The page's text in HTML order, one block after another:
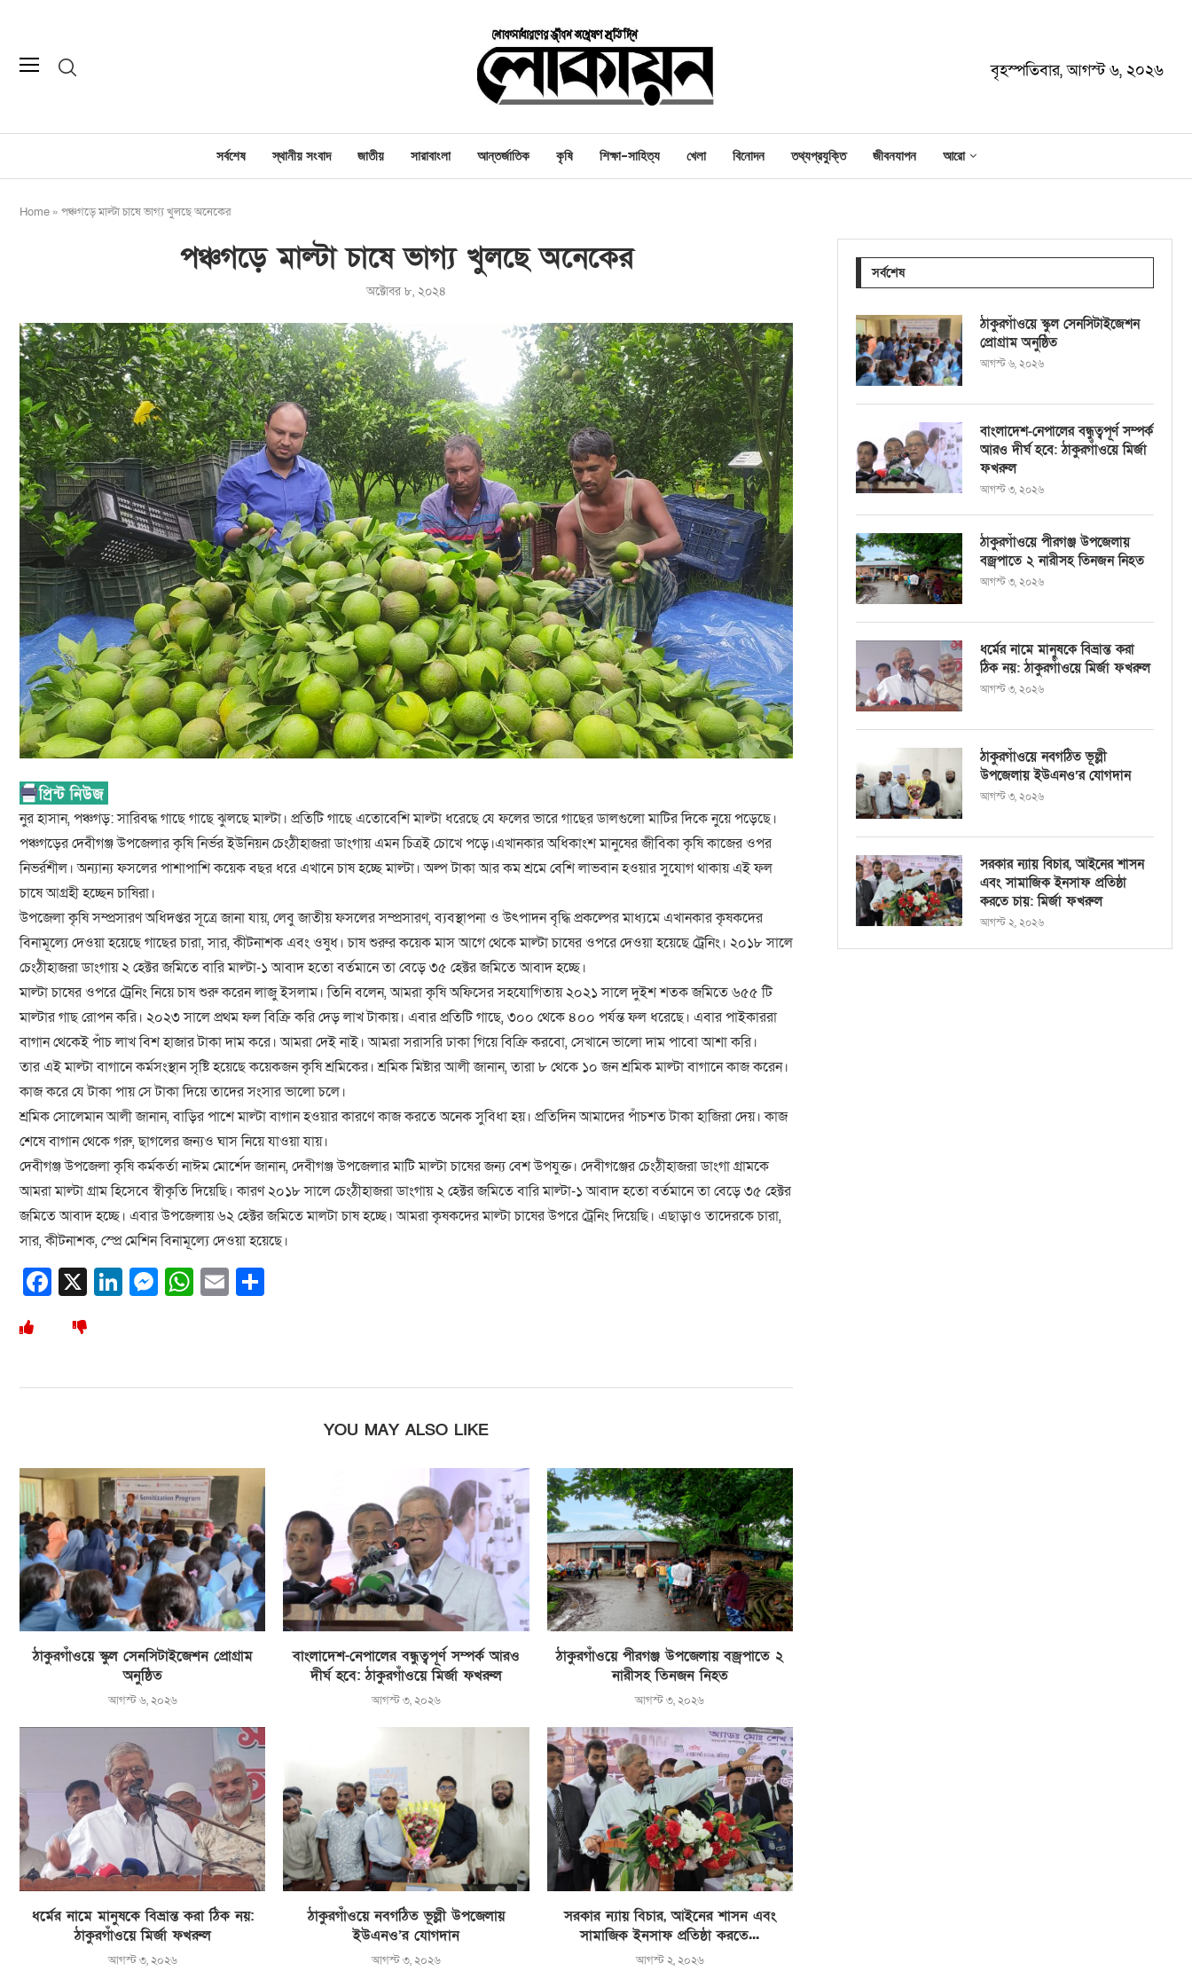
বৃহস্পতিবার, আগস্ট ৬, ২০২৬
সর্বশেষ স্থানীয় সংবাদ জাতীয় সারাবাংলা আন্তর্জাতিক কৃষি শিক্ষা-সাহিত্য খেলা বিনোদন তথ্যপ্রযুক্তি জীবনযাপন আরো
Home » পঞ্চগড়ে মাল্টা চাষে ভাগ্য খুলছে অনেকের
পঞ্চগড়ে মাল্টা চাষে ভাগ্য খুলছে অনেকের
অক্টোবর ৮, ২০২৪
নুর হাসান, পঞ্চগড়: সারিবদ্ধ গাছে গাছে ঝুলছে মাল্টা। প্রতিটি গাছে এতোবেশি মাল্টা ধরেছে যে ফলের ভারে গাছের ডালগুলো মাটির দিকে নুয়ে পড়েছে।
পঞ্চগড়ের দেবীগঞ্জ উপজেলার কৃষি নির্ভর ইউনিয়ন চেংঠীহাজরা ডাংগায় এমন চিত্রই চোখে পড়ে।এখানকার অধিকাংশ মানুষের জীবিকা কৃষি কাজের ওপর
নিভর্রশীল। অন্যান্য ফসলের পাশাপাশি কয়েক বছর ধরে এখানে চাষ হচ্ছে মাল্টা। অল্প টাকা আর কম শ্রমে বেশি লাভবান হওয়ার সুযোগ থাকায় এই ফল
চাষে আগ্রহী হচ্ছেন চাষিরা।
উপজেলা কৃষি সম্প্রসারণ অধিদপ্তর সূত্রে জানা যায়, লেবু জাতীয় ফসলের সম্প্রসারণ, ব্যবস্থাপনা ও উৎপাদন বৃদ্ধি প্রকল্পের মাধ্যমে এখানকার কৃষকদের
বিনামূল্যে দেওয়া হয়েছে গাছের চারা, সার, কীটনাশক এবং ওষুধ। চাষ শুরুর কয়েক মাস আগে থেকে মাল্টা চাষের ওপরে দেওয়া হয়েছে ট্রেনিং। ২০১৮ সালে
চেংঠীহাজরা ডাংগায় ২ হেক্টর জমিতে বারি মাল্টা-১ আবাদ হতো বর্তমানে তা বেড়ে ৩৫ হেক্টর জমিতে আবাদ হচ্ছে।
মাল্টা চাষের ওপরে ট্রেনিং নিয়ে চাষ শুরু করেন লাজু ইসলাম। তিনি বলেন, আমরা কৃষি অফিসের সহযোগিতায় ২০২১ সালে দুইশ শতক জমিতে ৬৫৫ টি
মাল্টার গাছ রোপন করি। ২০২৩ সালে প্রথম ফল বিক্রি করি দেড় লাখ টাকায়। এবার প্রতিটি গাছে, ৩০০ থেকে ৪০০ পর্যন্ত ফল ধরেছে। এবার পাইকাররা
বাগান থেকেই পাঁচ লাখ বিশ হাজার টাকা দাম করে। আমরা দেই নাই। আমরা সরাসরি ঢাকা গিয়ে বিক্রি করবো, সেখানে ভালো দাম পাবো আশা করি।
তার এই মাল্টা বাগানে কর্মসংস্থান সৃষ্টি হয়েছে কয়েকজন কৃষি শ্রমিকের। শ্রমিক মিষ্টার আলী জানান, তারা ৮ থেকে ১০ জন শ্রমিক মাল্টা বাগানে কাজ করেন।
কাজ করে যে টাকা পায় সে টাকা দিয়ে তাদের সংসার ভালো চলে।
শ্রমিক সোলেমান আলী জানান, বাড়ির পাশে মাল্টা বাগান হওয়ার কারণে কাজ করতে অনেক সুবিধা হয়। প্রতিদিন আমাদের পাঁচশত টাকা হাজিরা দেয়। কাজ
শেষে বাগান থেকে গরু, ছাগলের জন্যও ঘাস নিয়ে যাওয়া যায়।
দেবীগঞ্জ উপজেলা কৃষি কর্মকর্তা নাঈম মোর্শেদ জানান, দেবীগঞ্জ উপজেলার মাটি মাল্টা চাষের জন্য বেশ উপযুক্ত। দেবীগঞ্জের চেংঠীহাজরা ডাংগা গ্রামকে
আমরা মাল্টা গ্রাম হিসেবে স্বীকৃতি দিয়েছি। কারণ ২০১৮ সালে চেংঠীহাজরা ডাংগায় ২ হেক্টর জমিতে বারি মাল্টা-১ আবাদ হতো বর্তমানে তা বেড়ে ৩৫ হেক্টর
জমিতে আবাদ হচ্ছে। এবার উপজেলায় ৬২ হেক্টর জমিতে মালটা চাষ হচ্ছে। আমরা কৃষকদের মাল্টা চাষের উপরে ট্রেনিং দিয়েছি। এছাড়াও তাদেরকে চারা,
সার, কীটনাশক, স্প্রে মেশিন বিনামূল্যে দেওয়া হয়েছে।
Facebook
X LinkedIn
Messenger
WhatsApp
Email
YOU MAY ALSO LIKE
ঠাকুরগাঁওয়ে স্কুল সেনসিটাইজেশন প্রোগ্রাম
অনুষ্ঠিত
আগস্ট ৬, ২০২৬
বাংলাদেশ-নেপালের বন্ধুত্বপূর্ণ সম্পর্ক আরও
দীর্ঘ হবে: ঠাকুরগাঁওয়ে মির্জা ফখরুল
আগস্ট ৩, ২০২৬
ঠাকুরগাঁওয়ে পীরগঞ্জ উপজেলায় বজ্রপাতে ২
নারীসহ তিনজন নিহত
আগস্ট ৩, ২০২৬
ধর্মের নামে মানুষকে বিভ্রান্ত করা ঠিক নয়:
ঠাকুরগাঁওয়ে মির্জা ফখরুল
আগস্ট ৩, ২০২৬
ঠাকুরগাঁওয়ে নবগঠিত ভূল্লী উপজেলায়
ইউএনও’র যোগদান
আগস্ট ৩, ২০২৬
সরকার ন্যায় বিচার, আইনের শাসন এবং
সামাজিক ইনসাফ প্রতিষ্ঠা করতে...
আগস্ট ২, ২০২৬
সর্বশেষ
ঠাকুরগাঁওয়ে স্কুল সেনসিটাইজেশন
প্রোগ্রাম অনুষ্ঠিত
আগস্ট ৬, ২০২৬
বাংলাদেশ-নেপালের বন্ধুত্বপূর্ণ সম্পর্ক
আরও দীর্ঘ হবে: ঠাকুরগাঁওয়ে মির্জা
ফখরুল
আগস্ট ৩, ২০২৬
ঠাকুরগাঁওয়ে পীরগঞ্জ উপজেলায়
বজ্রপাতে ২ নারীসহ তিনজন নিহত
আগস্ট ৩, ২০২৬
ধর্মের নামে মানুষকে বিভ্রান্ত করা
ঠিক নয়: ঠাকুরগাঁওয়ে মির্জা ফখরুল
আগস্ট ৩, ২০২৬
ঠাকুরগাঁওয়ে নবগঠিত ভূল্লী
উপজেলায় ইউএনও’র যোগদান
আগস্ট ৩, ২০২৬
সরকার ন্যায় বিচার, আইনের শাসন
এবং সামাজিক ইনসাফ প্রতিষ্ঠা
করতে চায়: মির্জা ফখরুল
আগস্ট ২, ২০২৬